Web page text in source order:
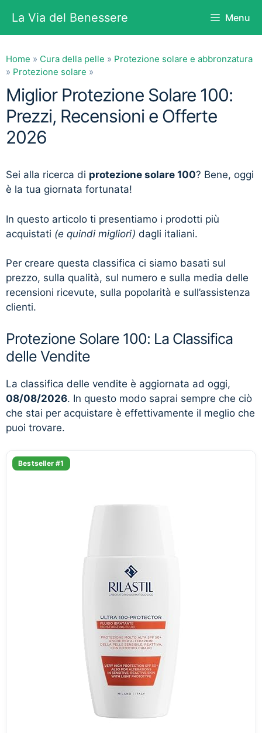
contenuto
La Via del Benessere Menu
Home » Cura della pelle » Protezione solare e abbronzatura
» Protezione solare »
Miglior Protezione Solare 100:
Prezzi, Recensioni e Offerte
2026
Sei alla ricerca di protezione solare 100? Bene, oggi
è la tua giornata fortunata!
In questo articolo ti presentiamo i prodotti più
acquistati (e quindi migliori) dagli italiani.
Per creare questa classifica ci siamo basati sul
prezzo, sulla qualità, sul numero e sulla media delle
recensioni ricevute, sulla popolarità e sull’assistenza
clienti.
Protezione Solare 100: La Classifica
delle Vendite
La classifica delle vendite è aggiornata ad oggi,
08/08/2026. In questo modo saprai sempre che ciò
che stai per acquistare è effettivamente il meglio che
puoi trovare.
Bestseller #1